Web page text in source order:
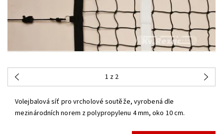
1 z 2
Volejbalová síť pro vrcholové soutěže, vyrobená dle
mezinárodních norem z polypropylenu 4 mm, oko 10 cm.